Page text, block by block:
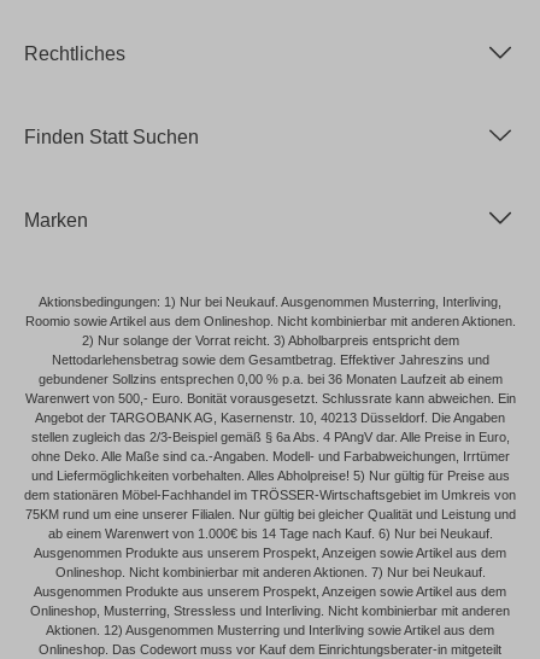
Rechtliches
Finden Statt Suchen
Marken
Aktionsbedingungen: 1) Nur bei Neukauf. Ausgenommen Musterring, Interliving,
Roomio sowie Artikel aus dem Onlineshop. Nicht kombinierbar mit anderen Aktionen.
2) Nur solange der Vorrat reicht. 3) Abholbarpreis entspricht dem
Nettodarlehensbetrag sowie dem Gesamtbetrag. Effektiver Jahreszins und
gebundener Sollzins entsprechen 0,00 % p.a. bei 36 Monaten Laufzeit ab einem
Warenwert von 500,- Euro. Bonität vorausgesetzt. Schlussrate kann abweichen. Ein
Angebot der TARGOBANK AG, Kasernenstr. 10, 40213 Düsseldorf. Die Angaben
stellen zugleich das 2/3-Beispiel gemäß § 6a Abs. 4 PAngV dar. Alle Preise in Euro,
ohne Deko. Alle Maße sind ca.-Angaben. Modell- und Farbabweichungen, Irrtümer
und Liefermöglichkeiten vorbehalten. Alles Abholpreise! 5) Nur gültig für Preise aus
dem stationären Möbel-Fachhandel im TRÖSSER-Wirtschaftsgebiet im Umkreis von
75KM rund um eine unserer Filialen. Nur gültig bei gleicher Qualität und Leistung und
ab einem Warenwert von 1.000€ bis 14 Tage nach Kauf. 6) Nur bei Neukauf.
Ausgenommen Produkte aus unserem Prospekt, Anzeigen sowie Artikel aus dem
Onlineshop. Nicht kombinierbar mit anderen Aktionen. 7) Nur bei Neukauf.
Ausgenommen Produkte aus unserem Prospekt, Anzeigen sowie Artikel aus dem
Onlineshop, Musterring, Stressless und Interliving. Nicht kombinierbar mit anderen
Aktionen. 12) Ausgenommen Musterring und Interliving sowie Artikel aus dem
Onlineshop. Das Codewort muss vor Kauf dem Einrichtungsberater-in mitgeteilt